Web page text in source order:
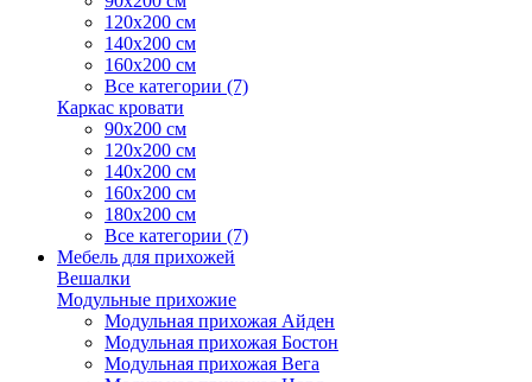
120х200 см
140х200 см
160х200 см
Все категории (7)
Каркас кровати
90х200 см
120х200 см
140х200 см
160х200 см
180х200 см
Все категории (7)
Мебель для прихожей
Вешалки
Модульные прихожие
Модульная прихожая Айден
Модульная прихожая Бостон
Модульная прихожая Вега